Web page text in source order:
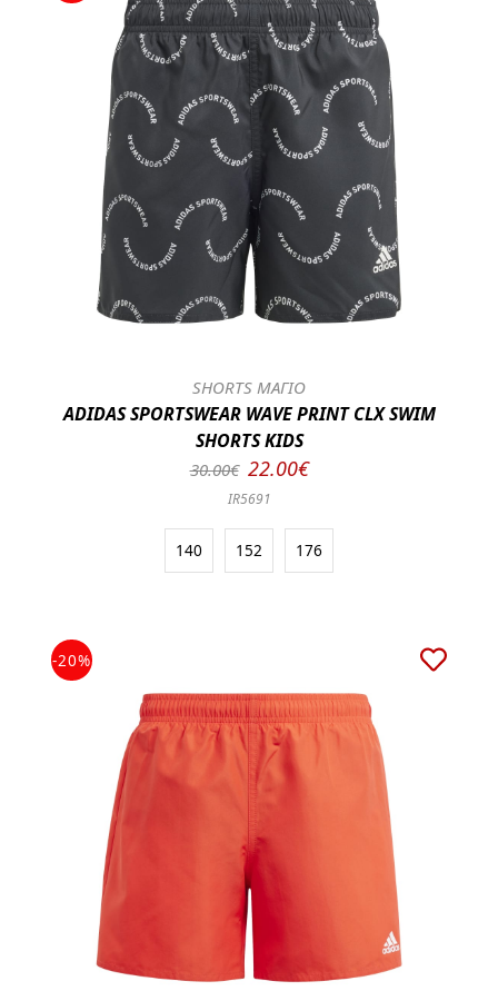
SHORTS ΜΑΓΙΟ
ADIDAS SPORTSWEAR WAVE PRINT CLX SWIM
SHORTS KIDS
30.00€ 22.00€
IR5691
140 152 176
-20%